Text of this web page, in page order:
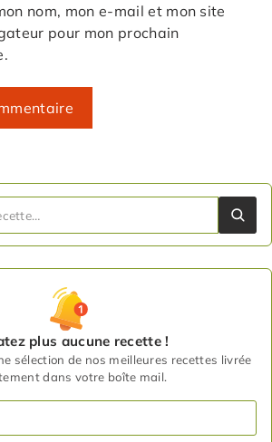
nom, mon e-mail et mon site
pour mon prochain
plus aucune recette !
sélection de nos meilleures recettes livrée
dans votre boîte mail.